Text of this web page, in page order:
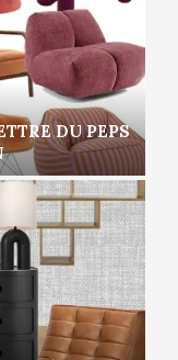
DU PEPS